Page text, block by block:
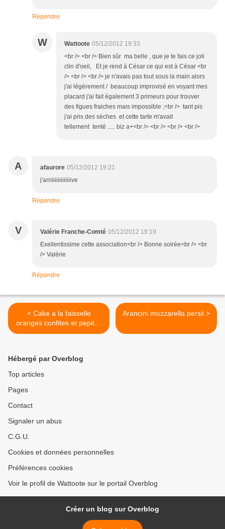
Répondre
W Wattoote 05/12/2012 19:33
<br /> <br /> Bien sûr ma belle , que je te fais ce joli
clin d'oeil, Et je rend à César ce qui est à César <br
/> <br /> <br /> je n'avais pas tout sous la main alors
j'ai légèrement / beaucoup improvisé en voyant mes
placard j'ai fait également 3 primeurs pour trouver
des figues fraiches mais impossible ;<br /> tant pis
j'ai pris des sèches et cette tarte m'avait
tellement tenté ..... biz a+<br /> <br /> <br /> <br />
A afaurore 05/12/2012 19:21
j'arriiiiiiiiiiiiiive
Répondre
V Valérie Franche-Comté 05/12/2012 19:19
Exellentissime cette association<br /> Bonne soirée<br /> <br
/> Valérie
Répondre
< Cake à la faisselle
oranges confites et pepites
de chocolat
Arancini mozzarella persil >
Hébergé par Overblog
Top articles
Pages
Contact
Signaler un abus
C.G.U.
Cookies et données personnelles
Préférences cookies
Voir le profil de Wattoote sur le portail Overblog
Créer un blog sur Overblog